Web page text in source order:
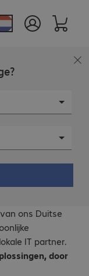
Solutions,
as a Service.
ARP’ers
IT
ons Duitse
IT partner.
door